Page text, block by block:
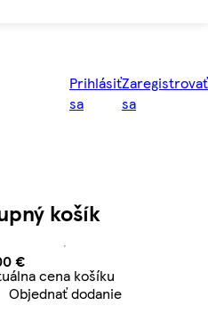
Prihlásiť
sa
Zaregistrovať
sa
košík
€ Aktuálna cena košíku
€
cena košíku
Objednať dodanie